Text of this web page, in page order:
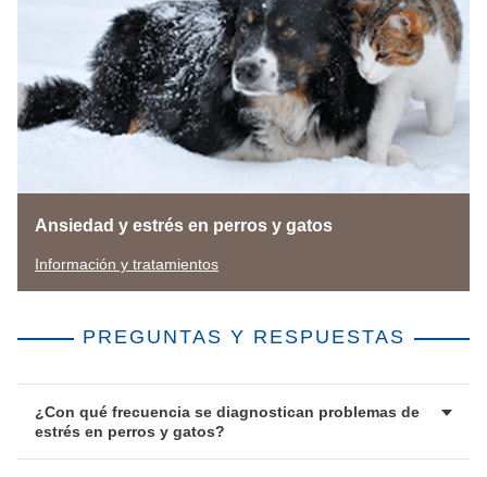
Ansiedad y estrés en perros y gatos
Información y tratamientos
PREGUNTAS Y RESPUESTAS
¿Con qué frecuencia se diagnostican problemas de
estrés en perros y gatos?